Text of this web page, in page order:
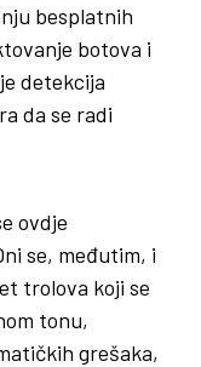
besplatnih
botova i
detekcija
da se radi
ovdje
se, međutim, i
trolova koji se
tonu,
grešaka,